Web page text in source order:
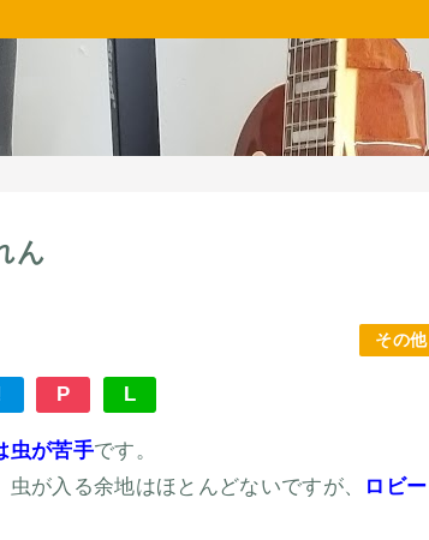
ん
その他
P L
虫が苦手です。
が入る余地はほとんどないですが、
ロビー